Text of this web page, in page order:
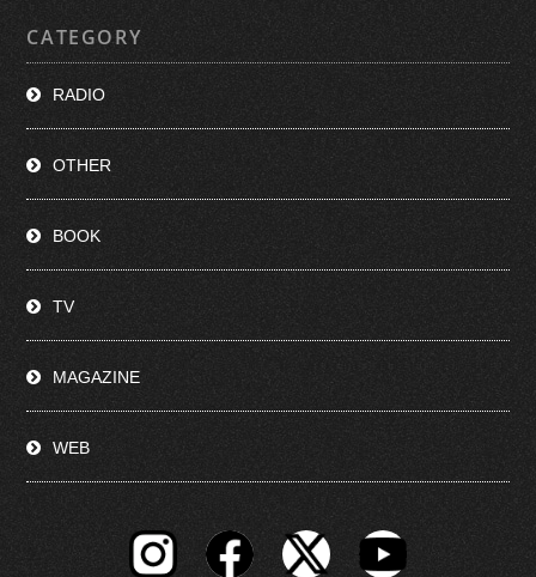
CATEGORY
RADIO
OTHER
BOOK
TV
MAGAZINE
WEB